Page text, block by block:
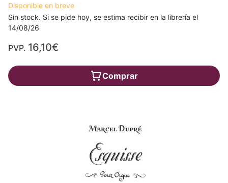
Disponible en breve
Sin stock. Si se pide hoy, se estima recibir en la librería el
14/08/26
PVP. 16,10€
Comprar